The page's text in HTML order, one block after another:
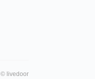
© livedoor